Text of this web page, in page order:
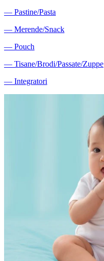
― Pastine/Pasta
― Merende/Snack
― Pouch
― Tisane/Brodi/Passate/Zuppe
― Integratori